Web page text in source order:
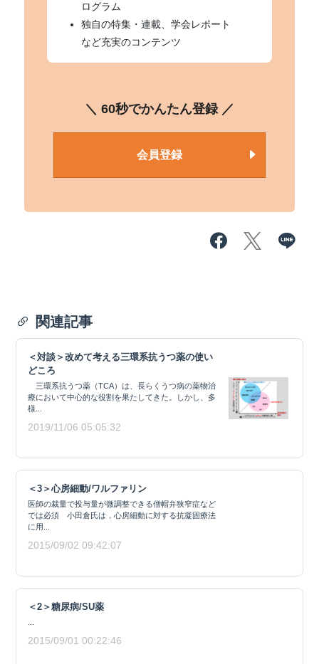
ログラム
独自の特集・連載、学会レポート
など充実のコンテンツ
＼ 60秒でかんたん登録 ／
会員登録
関連記事
＜対談＞改めて考える三環系抗うつ薬の使い
どころ
三環系抗うつ薬（TCA）は、長らくうつ病の薬物治
療において中心的な役割を果たしてきた。しかし、多
様...
2019/11/06 05:05:32
＜3＞心房細動/ワルファリン
医師の裁量で投与量が微調整できる僧帽弁狭窄症など
では必須 小田倉氏は，心房細動に対する抗凝固療法
に用...
2015/09/02 09:42:07
＜2＞糖尿病/SU薬
2015/09/01 00:22:46